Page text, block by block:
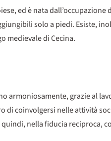
ed è nata
solo a piedi. Esiste,
medievale di Cecina.
armoniosamente, grazie al
di coinvolgersi nelle attività
nella fiducia reciproca,